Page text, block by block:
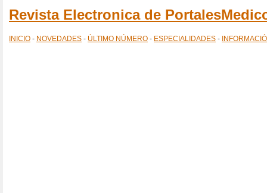
Revista Electronica de
INICIO - NOVEDADES - ÚLTIMO NÚMERO - ESPECIALIDADES -